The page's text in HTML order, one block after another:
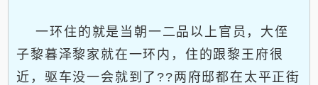
一环住的就是当朝一二品以上官员，大侄
子黎暮泽黎家就在一环内，住的跟黎王府很
近，驱车没一会就到了??两府邸都在太平正街